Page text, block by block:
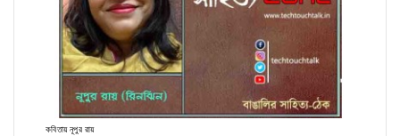
কবিতায় নূপুর রায়